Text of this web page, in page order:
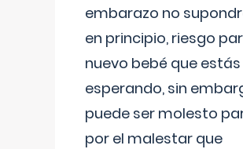
embarazo no
en principio, riesgo
nuevo bebé que estás
esperando, sin
puede ser molesto
por el malestar que